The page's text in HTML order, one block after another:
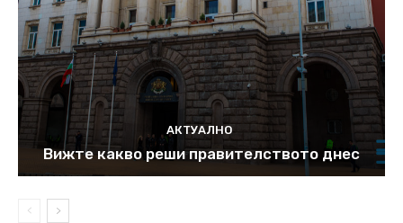
АКТУАЛНО
Вижте какво реши правителството днес